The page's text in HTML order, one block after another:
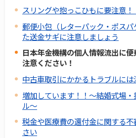
スリングや抱っこひもに要注意！
郵便小包（レターパック・ポス
た送金サギに注意しましょう
日本年金機構の個人情報流出に
注意ください！
中古車取引にかかるトラブルには
増加しています！！～結婚式場
ル～
税金や医療費の還付金に関する
さい